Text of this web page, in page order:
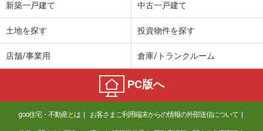
新築一戸建て 中古一戸建て
土地を探す 投資物件を探す
店舗/事業用 倉庫/トランクルーム
PC版へ
goo住宅・不動産とは お客さまご利用端末からの情報の外部送信について